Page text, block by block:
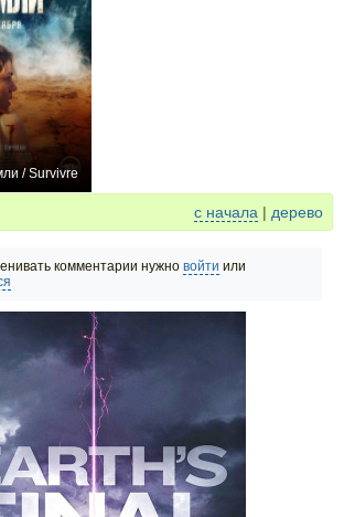
/ Survivre
с начала | дерево
комментарии нужно войти или